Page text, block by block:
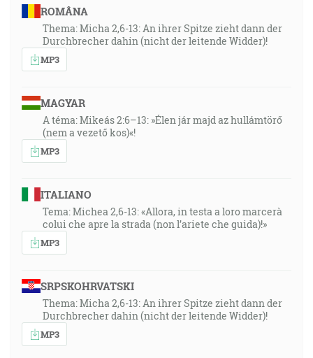
ROMÂNA
Thema: Micha 2,6-13: An ihrer Spitze zieht dann der
Durchbrecher dahin (nicht der leitende Widder)!
MP3
MAGYAR
A téma: Mikeás 2:6–13: »Élen jár majd az hullámtörő
(nem a vezető kos)«!
MP3
ITALIANO
Tema: Michea 2,6-13: «Allora, in testa a loro marcerà
colui che apre la strada (non l’ariete che guida)!»
MP3
SRPSKOHRVATSKI
Thema: Micha 2,6-13: An ihrer Spitze zieht dann der
Durchbrecher dahin (nicht der leitende Widder)!
MP3